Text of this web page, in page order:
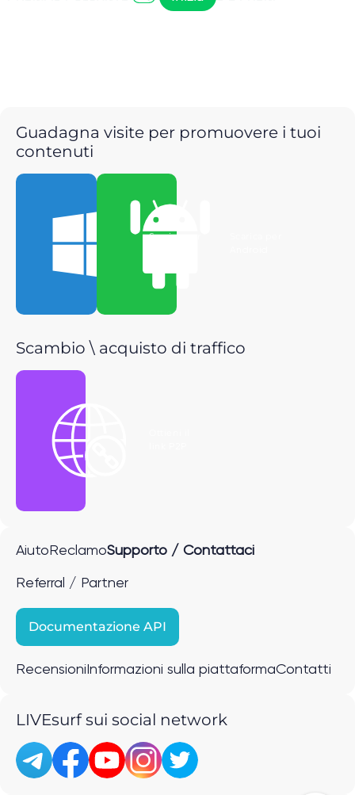
Guadagna visite per promuovere i tuoi
contenuti
Scarica per
Scambio \ acquisto di traffico
Aiuto ReclamoSupporto / Contattaci
Referral / Partner
Documentazione API
Recensioni Informazioni sulla piattaformaContatti
LIVEsurf sui social network